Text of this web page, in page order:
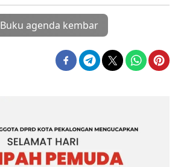
Buku agenda kembar